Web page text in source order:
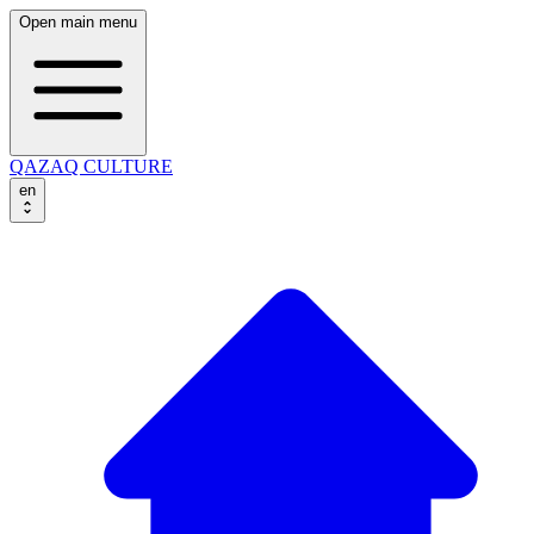
Open main menu
QAZAQ CULTURE
en